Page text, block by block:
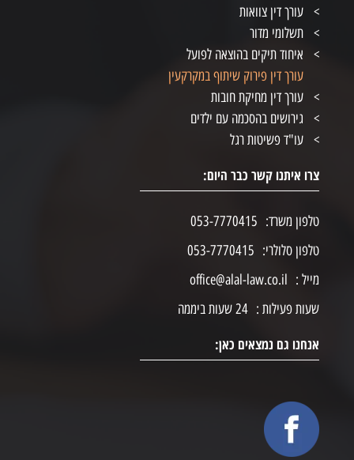
עורך דין צוואות
תשלומי מדור
איחוד תיקים בהוצאה לפועל
עורך דין פירוק שיתוף במקרקעין
עורך דין מחיקת חובות
גירושים בהסכמה עם ילדים
עו"ד פשיטות רגל
צרו איתנו קשר כבר היום:
טלפון משרד: 053-7770415
טלפון סלולרי: 053-7770415
מייל : office@alal-law.co.il
שעות פעילות : 24 שעות ביממה
אנחנו גם נמצאים כאן: